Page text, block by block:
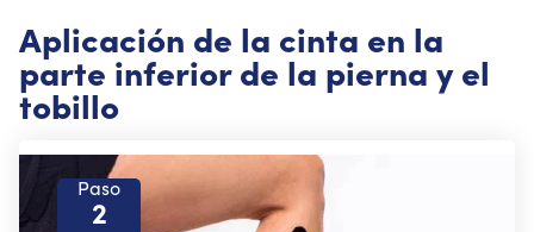
Aplicación de la cinta en la
parte inferior de la pierna y el
tobillo
Paso
2